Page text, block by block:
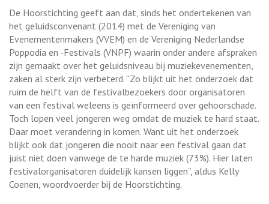
De Hoorstichting geeft aan dat, sinds het ondertekenen van
het geluidsconvenant (2014) met de Vereniging van
Evenementenmakers (VVEM) en de Vereniging Nederlandse
Poppodia en -Festivals (VNPF) waarin onder andere afspraken
zijn gemaakt over het geluidsniveau bij muziekevenementen,
zaken al sterk zijn verbeterd. “Zo blijkt uit het onderzoek dat
ruim de helft van de festivalbezoekers door organisatoren
van een festival weleens is geïnformeerd over gehoorschade.
Toch lopen veel jongeren weg omdat de muziek te hard staat.
Daar moet verandering in komen. Want uit het onderzoek
blijkt ook dat jongeren die nooit naar een festival gaan dat
juist niet doen vanwege de te harde muziek (73%). Hier laten
festivalorganisatoren duidelijk kansen liggen”, aldus Kelly
Coenen, woordvoerder bij de Hoorstichting.